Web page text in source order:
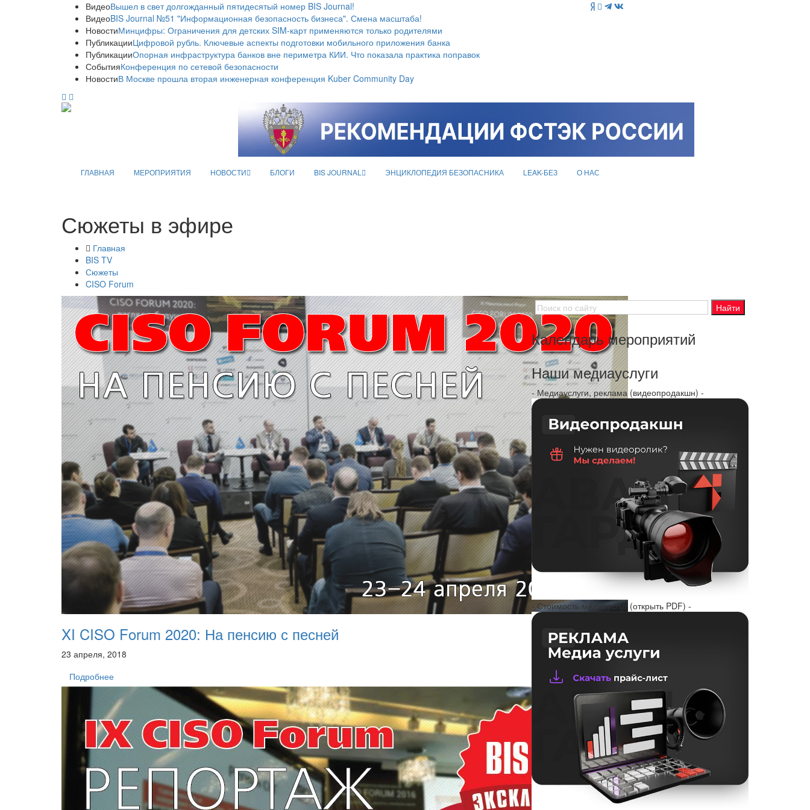
ВидеоВышел в свет долгожданный пятидесятый номер BIS Journal!
ВидеоBIS Journal №51 "Информационная безопасность бизнеса". Смена масштаба!
НовостиМинцифры: Ограничения для детских SIM-карт применяются только родителями
ПубликацииЦифровой рубль. Ключевые аспекты подготовки мобильного приложения банка
ПубликацииОпорная инфраструктура банков вне периметра КИИ. Что показала практика поправок
СобытияКонференция по сетевой безопасности
НовостиВ Москве прошла вторая инженерная конференция Kuber Community Day
ГЛАВНАЯ МЕРОПРИЯТИЯ НОВОСТИ БЛОГИ BIS JOURNAL ЭНЦИКЛОПЕДИЯ БЕЗОПАСНИКА LEAK-БЕЗ О НАС
Сюжеты в эфире
Главная
BIS TV
Сюжеты
CISO Forum
XI CISO Forum 2020: На пенсию с песней
23 апреля, 2018
Подробнее
Календарь мероприятий
Наши медиауслуги
- Медиауслуги, реклама (видеопродакшн) -
- Стоимость медиауслуг (открыть PDF) -